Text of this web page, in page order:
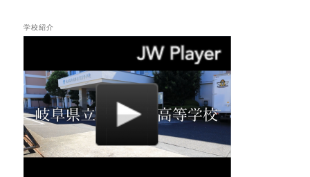
学校紹介